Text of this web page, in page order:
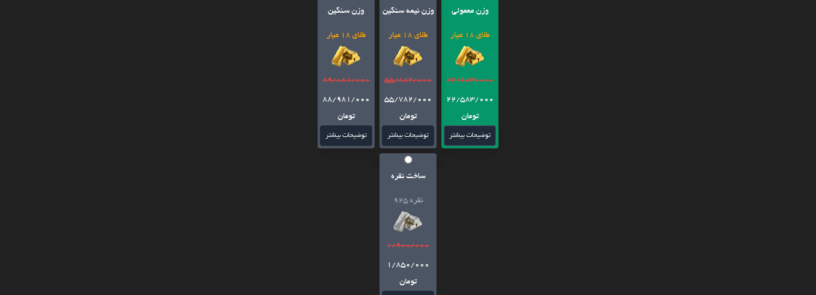
وزن معمولی
طلای 18 عیار
22/683/000
22/583/000
تومان
توضیحات بیشتر
وزن نیمه سنگین
طلای 18 عیار
55/882/000
55/782/000
تومان
توضیحات بیشتر
وزن سنگین
طلای 18 عیار
89/081/000
88/981/000
تومان
توضیحات بیشتر
ساخت نقره
نقره 925
1/900/000
1/850/000
تومان